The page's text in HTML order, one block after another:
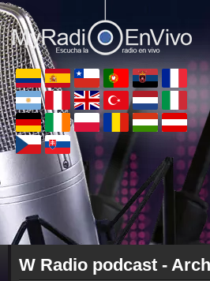
W Radio podcast -